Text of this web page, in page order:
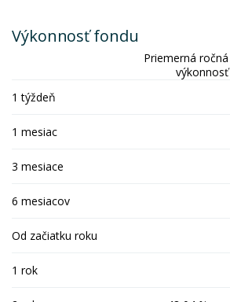
Výkonnosť fondu
Priemerná ročná
výkonnosť
1 týždeň
1 mesiac
3 mesiace
6 mesiacov
Od začiatku roku
1 rok